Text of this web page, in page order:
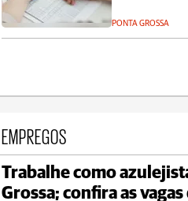
PONTA GROSSA
Jaguariaíva
EMPREGOS
Trabalhe como
Grossa; confira as